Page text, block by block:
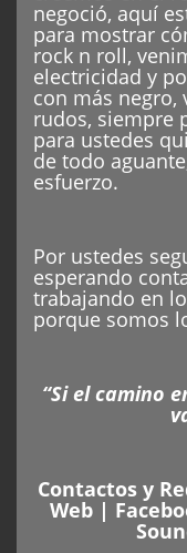
negoció, aquí
para mostrar
rock n roll,
electricidad y
con más negro,
rudos, siempre
para ustedes
de todo
esfuerzo.
Por ustedes
esperando
trabajando en
porque somos
“Si el camino
Contactos y
Web |